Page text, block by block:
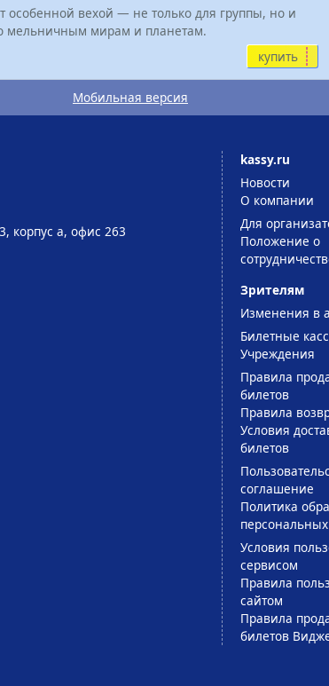
вехой — не только для группы, но и
мельничным мирам и планетам.
купить
Мобильная версия
корпус а, офис 263
kassy.ru
Новости
О компании
Для
Положение о
Зрителям
Изменения в
Билетные
Учреждения
Правила
билетов
Правила
Условия
билетов
соглашение
Политика
Условия
сервисом
Правила
сайтом
Правила
билетов